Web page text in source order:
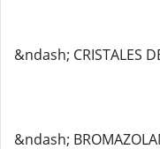
&ndash; CRISTALES
&ndash;